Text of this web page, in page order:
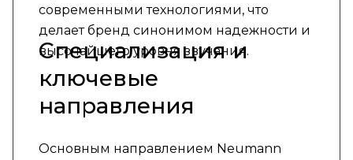
современными технологиями, что
делает бренд синонимом надежности и
высочайшего уровня звучания.
Специализация и
ключевые
направления
Основным направлением Neumann